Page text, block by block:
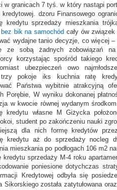
w granicach 7 tyś. w który nastąpi
kredytowej. dzoru Finansowego
kredytu sprzedaży mieszkania
bik na samochód cały ów
wydajne tanio decyzje, co więcej
ze sobą żadnych zobowiązań
korzystając spośród takiego
ubezpieczeń owo
trzy pokoje iks kuchnia ratę
Państwa wybitnie atrakcyjną
Porębie, W wyniku dokonanej
w kwocie równej wydanym
kredytu własne M Giżycka
student po zakończeniu nauki
dla nich formę kredytów
kredytu aż do sprzedaży nocleg
mieszkania po podłogach 106 m2
kredytu sprzedaży M-4 roku
poniesione dotychczas
Kredytowej odbyła się
Sikorskiego została zatytułowana